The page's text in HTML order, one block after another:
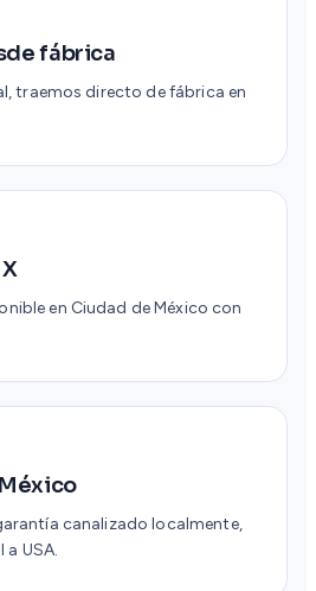
fábrica
traemos directo de fábrica en
en Ciudad de México con
canalizado localmente,
USA.